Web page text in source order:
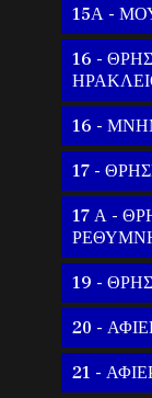
15Α -
16 -
16 -
17 -
17 Α -
19 -
20 -
21 -